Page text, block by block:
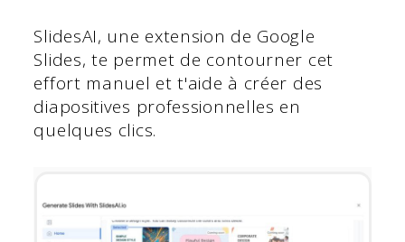
SlidesAI, une extension de Google
Slides, te permet de contourner cet
effort manuel et t'aide à créer des
diapositives professionnelles en
quelques clics.